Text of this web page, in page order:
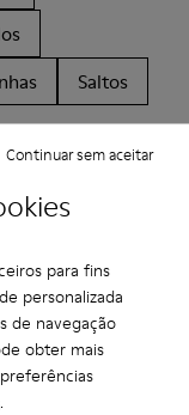
para fins
personalizada
de navegação
obter mais
.
Continuar sem aceitar
Saltos
extra de